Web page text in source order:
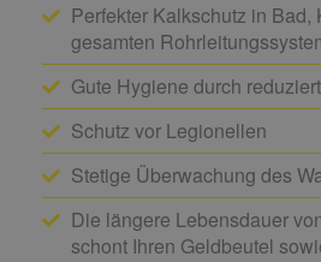
Perfekter Kalkschutz in Bad,
gesamten
Gute Hygiene durch
Schutz vor Legionellen
Stetige Überwachung des
Die längere Lebensdauer
schont Ihren Geldbeutel